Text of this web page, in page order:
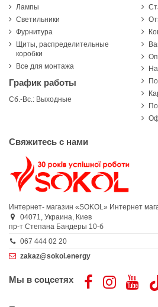
Лампы
Светильники
Фурнитура
Щиты, распределительные
коробки
Все для монтажа
График работы
Сб.-Вс.: Выходные
Свяжитесь с нами
Интернет- магазин «SOKOL» Интернет
04071, Украина, Киев
пр-т Степана Бандеры 10-б
067 444 02 20
zakaz@sokol.energy
Мы в соцсетях